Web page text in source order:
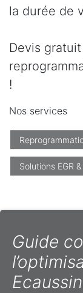
la durée de
Devis
!
Nos services
Solutions EGR
Guide